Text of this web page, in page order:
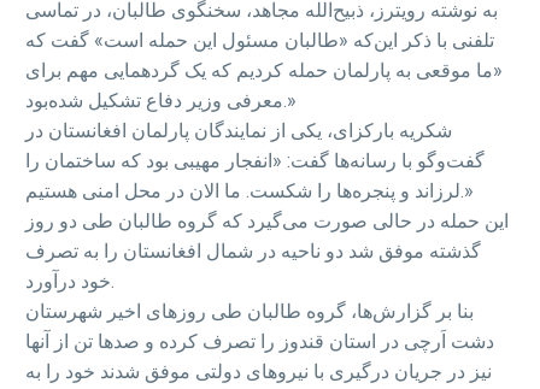
به نوشته رویترز، ذبیح‌الله مجاهد، سخنگوی طالبان، در تماسی
تلفنی با ذکر این‌که «طالبان مسئول این حمله است» گفت که
«ما موقعی به پارلمان حمله کردیم که یک گردهمایی مهم برای
معرفی وزیر دفاع تشکیل شده‌بود.»
شکریه بارکزای، یکی از نمایندگان پارلمان افغانستان در
گفت‌وگو با رسانه‌ها گفت: «انفجار مهیبی بود که ساختمان را
لرزاند و پنجره‌ها را شکست. ما الان در محل امنی هستیم.»
این حمله در حالی صورت می‌گیرد که گروه طالبان طی دو روز
گذشته موفق شد دو ناحیه در شمال افغانستان را به تصرف
خود درآورد.
بنا بر گزارش‌ها، گروه طالبان طی روزهای اخیر شهرستان
دشت اَرچی در استان قندوز را تصرف کرده و صدها تن از آنها
نیز در جریان درگیری با نیروهای دولتی موفق شدند خود را به